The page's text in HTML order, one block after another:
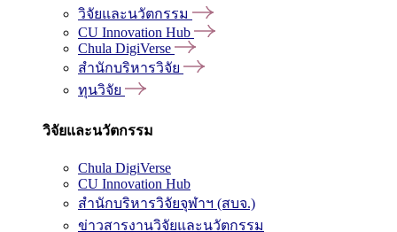
วิจัยและนวัตกรรม
CU Innovation Hub
Chula DigiVerse
สำนักบริหารวิจัย
ทุนวิจัย
วิจัยและนวัตกรรม
Chula DigiVerse
CU Innovation Hub
สำนักบริหารวิจัยจุฬาฯ (สบจ.)
ข่าวสารงานวิจัยและนวัตกรรม